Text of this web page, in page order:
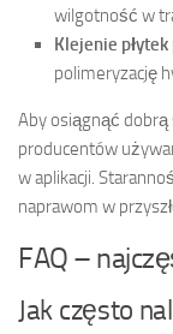
wilgotność w
Klejenie
polimeryzację
Aby osiągnąć dobrą
producentów
w aplikacji.
naprawom w
FAQ –
Jak często